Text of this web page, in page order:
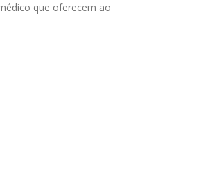
que oferecem ao